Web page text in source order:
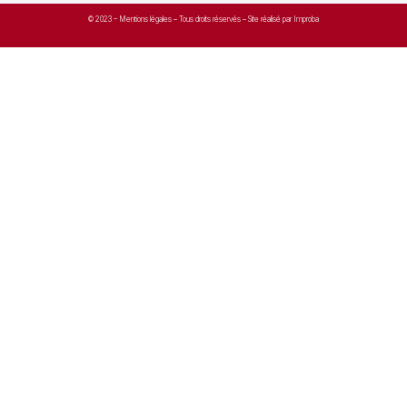
© 2023 – Mentions légales – Tous droits réservés – Site réalisé par Improba